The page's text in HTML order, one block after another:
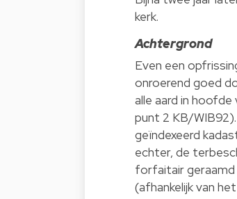
kerk.
Achtergrond
Even een
onroerend goed
alle aard in
punt 2 KB/
geïndexeerd
echter, de
forfaitair geraamd
(afhankelijk van